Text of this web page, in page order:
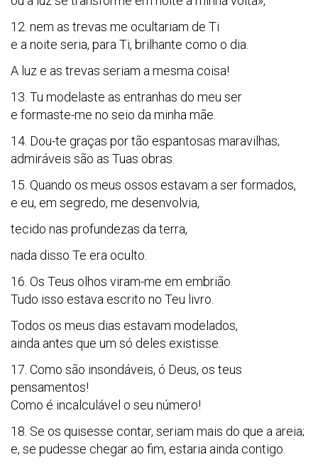
12. nem as trevas me ocultariam de Ti
e a noite seria, para Ti, brilhante como o dia.
A luz e as trevas seriam a mesma coisa!
13. Tu modelaste as entranhas do meu ser
e formaste-me no seio da minha mãe.
14. Dou-te graças por tão espantosas maravilhas;
admiráveis são as Tuas obras.
15. Quando os meus ossos estavam a ser formados,
e eu, em segredo, me desenvolvia,
tecido nas profundezas da terra,
nada disso Te era oculto.
16. Os Teus olhos viram-me em embrião.
Tudo isso estava escrito no Teu livro.
Todos os meus dias estavam modelados,
ainda antes que um só deles existisse.
17. Como são insondáveis, ó Deus, os teus
pensamentos!
Como é incalculável o seu número!
18. Se os quisesse contar, seriam mais do que a areia;
e, se pudesse chegar ao fim, estaria ainda contigo.